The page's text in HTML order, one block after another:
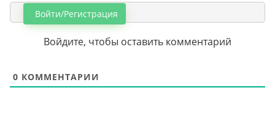
Войти/Регистрация
Войдите, чтобы оставить комментарий
0 КОММЕНТАРИИ